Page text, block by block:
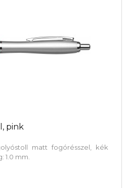
pink
matt fogórésszel, kék
1.0 mm.